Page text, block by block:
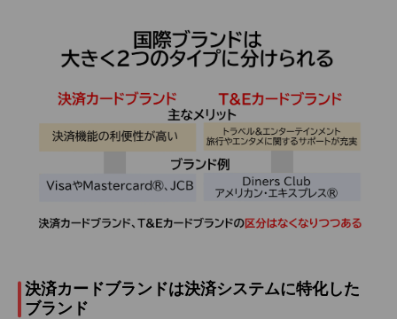
決済カードブランドは決済システムに特化した
ブランド